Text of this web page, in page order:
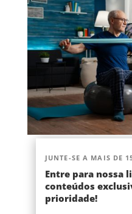
JUNTE-SE A MAIS DE
Entre para nossa
conteúdos
prioridade!